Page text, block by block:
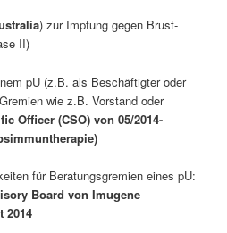
) zur Impfung gegen Brust-
II)
pU (z.B. als Beschäftigter oder
wie z.B. Vorstand oder
Officer (CSO) von 05/2014-
für Beratungsgremien eines pU:
Board von Imugene
2014